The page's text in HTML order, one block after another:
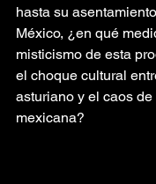
hasta su
México, ¿en qué
misticismo de esta
el choque cultural
asturiano y el caos
mexicana?